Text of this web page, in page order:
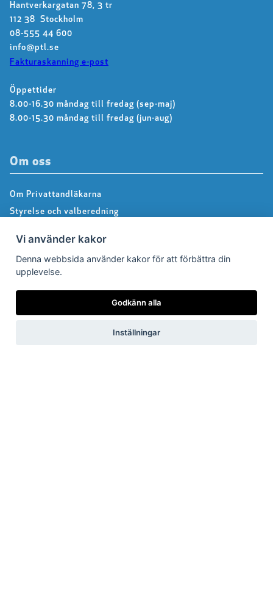
Hantverkargatan 78, 3 tr
112 38 Stockholm
08-555 44 600
info@ptl.se
Fakturaskanning e-post
Öppettider
8.00-16.30 måndag till fredag (sep-maj)
8.00-15.30 måndag till fredag (jun-aug)
Om oss
Om Privattandläkarna
Styrelse och valberedning
Dialoggrupper
About us – Information in english
Vi använder kakor
Denna webbsida använder kakor för att förbättra din
upplevelse.
Godkänn alla
Inställningar